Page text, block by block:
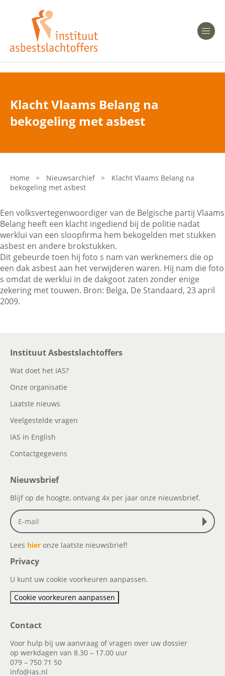
Heeft u Mesothelioom?
Heeft u Asbestose?
Bent u arts?
Asbest en Gezondheid
Laatste nieuws
Onze organisatie
Veelgestelde vragen
Contactgegevens
Zoeken
Klacht Vlaams Belang na
bekogeling met asbest
Home > Nieuwsarchief >
Klacht Vlaams Belang na
bekogeling met asbest
Een volksvertegenwoordiger van de Belgische partij Vlaams
Belang heeft een klacht ingediend bij de politie nadat
werklui van een sloopfirma hem bekogelden met stukken
asbest en andere brokstukken.
Dit gebeurde toen hij foto s nam van werknemers die op
een dak asbest aan het verwijderen waren. Hij nam die foto
s omdat de werklui in de dakgoot zaten zonder enige
zekering met touwen. Bron: Belga, De Standaard, 23 april
2009.
Instituut Asbestslachtoffers
Wat doet het IAS?
Onze organisatie
Laatste nieuws
Veelgestelde vragen
IAS in English
Contactgegevens
Nieuwsbrief
Blijf op de hoogte, ontvang 4x per jaar onze nieuwsbrief.
Lees hier onze laatste nieuwsbrief!
Privacy
U kunt uw cookie voorkeuren aanpassen.
Cookie voorkeuren aanpassen
Contact
Voor hulp bij uw aanvraag of vragen over uw dossier
op werkdagen van 8.30 – 17.00 uur
079 – 750 71 50
info@ias.nl